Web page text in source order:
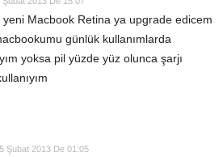
Macbook Retina ya upgrade edicem
günlük kullanımlarda
yoksa pil yüzde yüz olunca şarjı
Şubat 2013 De 01:05